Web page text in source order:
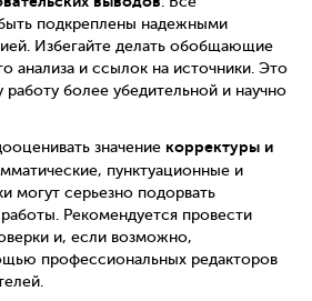
подкреплены надежными
Избегайте делать обобщающие
анализа и ссылок на источники. Это
работу более убедительной и научно
значение корректуры и
пунктуационные и
могут серьезно подорвать
Рекомендуется провести
и, если возможно,
профессиональных редакторов